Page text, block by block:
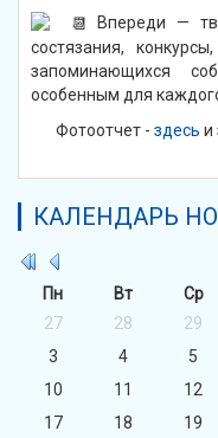
Впереди —
состязания,
запоминающихся
особенным для
Фотоотчет - здесь и
КАЛЕНДАРЬ
Пн
Вт Ср
27
28 29
3
4 5
10
11 12
17
18 19